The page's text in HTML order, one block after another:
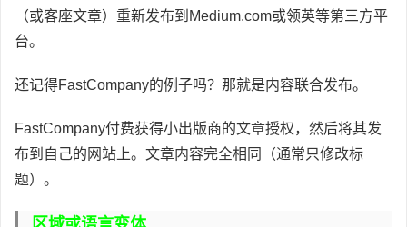
（或客座文章）重新发布到Medium.com或领英等第三方平
台。
还记得FastCompany的例子吗？那就是内容联合发布。
FastCompany付费获得小出版商的文章授权，然后将其发
布到自己的网站上。文章内容完全相同（通常只修改标
题）。